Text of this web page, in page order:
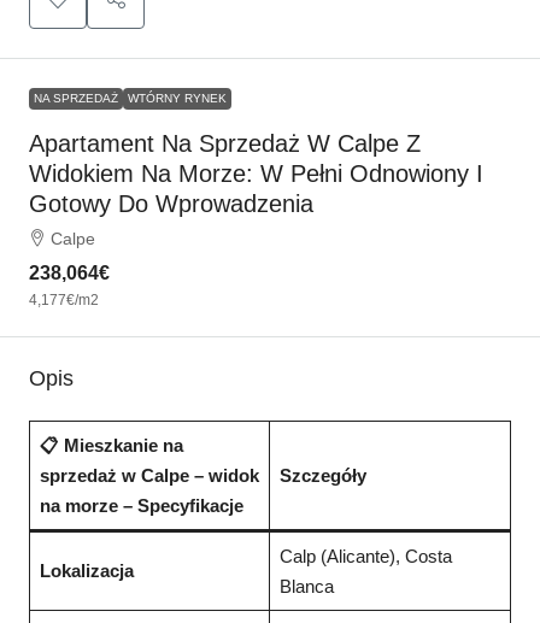
NA SPRZEDAŻ WTÓRNY RYNEK
Apartament Na Sprzedaż W Calpe Z
Widokiem Na Morze: W Pełni Odnowiony I
Gotowy Do Wprowadzenia
Calpe
238,064€
4,177€/m2
Opis
📋 Mieszkanie na
sprzedaż w Calpe – widok
na morze – Specyfikacje
Szczegóły
Lokalizacja
Calp (Alicante), Costa
Blanca